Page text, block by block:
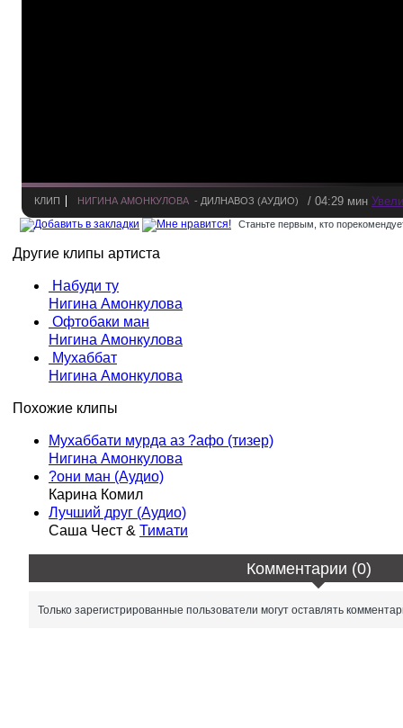
КЛИП НИГИНА АМОНКУЛОВА - ДИЛНАВОЗ (АУДИО) / 04:29 мин
Станьте первым, кто
Другие клипы артиста
Набуди ту
Нигина Амонкулова
Офтобаки ман
Нигина Амонкулова
Мухаббат
Нигина Амонкулова
Похожие клипы
Мухаббати мурда аз ?афо (тизер)
Нигина Амонкулова
?они ман (Аудио)
Карина Комил
Лучший друг (Аудио)
Саша Чест & Тимати
Комментарии (0)
Только зарегистрированные пользователи могут оставлять